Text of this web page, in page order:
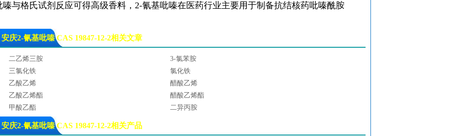
嗪与格氏试剂反应可得高级香料， 2-氰基吡嗪在医药行业主要用于制备抗结核药吡嗪酰胺
安庆2-氰基吡嗪 CAS 19847-12-2相关文章
二乙烯三胺
3-氯苯胺
三氯化铁
氯化铁
乙酸乙烯
醋酸乙烯
乙酸乙烯酯
醋酸乙烯酯
甲酸乙酯
二异丙胺
对苯二胺
安庆2-氰基吡嗪 CAS 19847-12-2相关产品